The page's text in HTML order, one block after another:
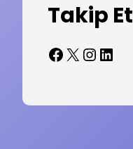
Takip Et
Facebook X InstagramLinkedIn